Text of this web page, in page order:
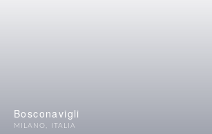
Bosconavigli
MILANO , ITALIA